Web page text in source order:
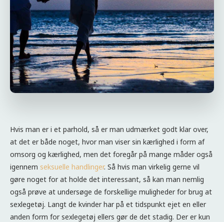
Hvis man er i et parhold, så er man udmærket godt klar over,
at det er både noget, hvor man viser sin kærlighed i form af
omsorg og kærlighed, men det foregår på mange måder også
igennem seksuelle handlinger. Så hvis man virkelig gerne vil
gøre noget for at holde det interessant, så kan man nemlig
også prøve at undersøge de forskellige muligheder for brug at
sexlegetøj. Langt de kvinder har på et tidspunkt ejet en eller
anden form for sexlegetøj ellers gør de det stadig. Der er kun